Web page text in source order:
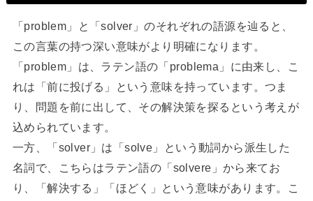
「problem」と「solver」のそれぞれの語源を辿ると、
この言葉の持つ深い意味がより明確になります。
「problem」は、ラテン語の「problema」に由来し、こ
れは「前に投げる」という意味を持っています。つま
り、問題を前に出して、その解決策を探るという考えが
込められています。
一方、「solver」は「solve」という動詞から派生した
名詞で、こちらはラテン語の「solvere」から来てお
り、「解決する」「ほどく」という意味があります。こ